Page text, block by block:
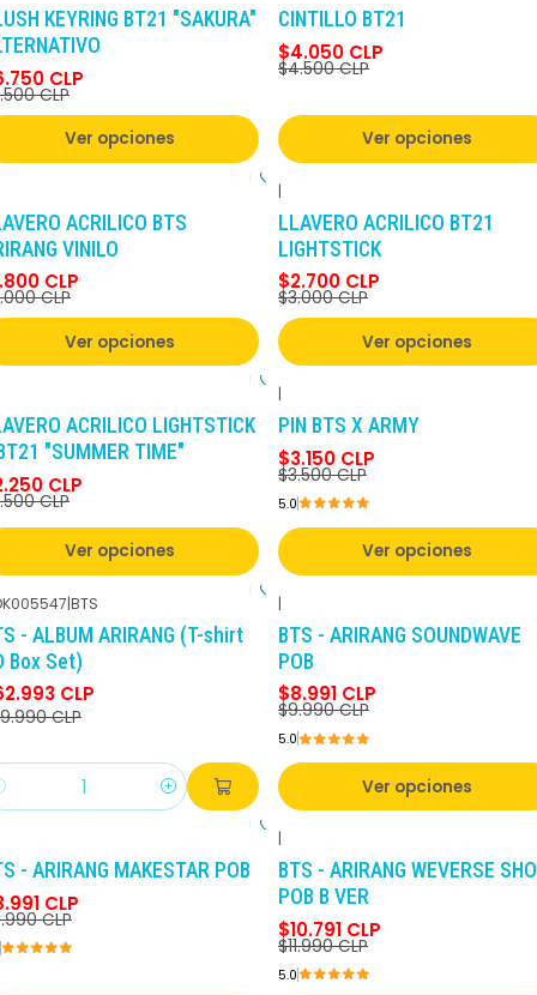
KEYRING BT21 "SAKURA"
CLP
CLP
Ver opciones
CINTILLO BT21
$4.050 CLP
$4.500 CLP
Ver opciones
ACRILICO BTS
VINILO
CLP
CLP
Ver opciones
|
LLAVERO ACRILICO BT21
LIGHTSTICK
$2.700 CLP
$3.000 CLP
Ver opciones
ACRILICO LIGHTSTICK
"SUMMER TIME"
CLP
CLP
Ver opciones
|
PIN BTS X ARMY
$3.150 CLP
$3.500 CLP
5.0
Ver opciones
DCTO
|BTS
- ALBUM ARIRANG (T-shirt
Box Set)
CLP
CLP
|
BTS - ARIRANG SOUNDWAVE
POB
$8.991 CLP
$9.990 CLP
5.0
Ver opciones
- ARIRANG MAKESTAR POB
CLP
CLP
|
BTS - ARIRANG WEVERSE
POB B VER
$10.791 CLP
$11.990 CLP
5.0